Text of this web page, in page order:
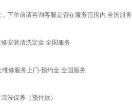
下单前请咨询客服是否在服务范围内 全国服务
安装清洗定金 全国服务
修服务上门-预约金 全国服务
洗保养（预付款）